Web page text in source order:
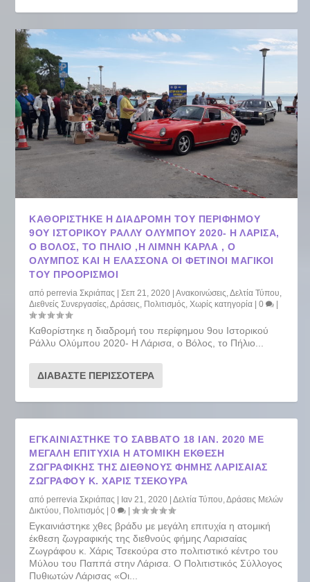
ΚΑΘΟΡΊΣΤΗΚΕ Η ΔΙΑΔΡΟΜΉ ΤΟΥ ΠΕΡΊΦΗΜΟΥ
9ΟΥ ΙΣΤΟΡΙΚΟΎ ΡΆΛΛΥ ΟΛΎΜΠΟΥ 2020- Η ΛΆΡΙΣΑ,
Ο ΒΌΛΟΣ, ΤΟ ΠΉΛΙΟ ,Η ΛΊΜΝΗ ΚΆΡΛΑ , Ο
ΌΛΥΜΠΟΣ ΚΑΙ Η ΕΛΑΣΣΌΝΑ ΟΙ ΦΕΤΙΝΟΊ ΜΑΓΙΚΟΊ
ΤΟΥ ΠΡΟΟΡΙΣΜΟΊ
απόperrevia Σκριάπας |Σεπ 21, 2020 |Ανακοινώσεις ,Δελτία Τύπου
Διεθνείς Συνεργασίες ,Δράσεις Πολιτισμός Χωρίς κατηγορία |0 |
Καθορίστηκε η διαδρομή του περίφημου 9ου Ιστορικού
Ράλλυ Ολύμπου 2020- Η Λάρισα, ο Βόλος, το Πήλιο...
ΔΙΑΒΆΣΤΕ ΠΕΡΙΣΣΌΤΕΡΑ
ΕΓΚΑΙΝΙΆΣΤΗΚΕ ΤΟ ΣΆΒΒΑΤΟ 18 ΙΑΝ. 2020 ΜΕ
ΜΕΓΆΛΗ ΕΠΙΤΥΧΊΑ Η ΑΤΟΜΙΚΉ ΈΚΘΕΣΗ
ΖΩΓΡΑΦΙΚΉΣ ΤΗΣ ΔΙΕΘΝΟΎΣ ΦΉΜΗΣ ΛΑΡΙΣΑΊΑΣ
ΖΩΓΡΆΦΟΥ Κ. ΧΆΡΙΣ ΤΣΕΚΟΎΡΑ
απόperrevia Σκριάπας | Ιαν 21, 2020 |Δελτία Τύπου ,Δράσεις Μελών
Δικτύου Πολιτισμός |0 |
Εγκαινιάστηκε χθες βράδυ με μεγάλη επιτυχία η ατομική
έκθεση ζωγραφικής της διεθνούς φήμης Λαρισαίας
Ζωγράφου κ. Χάρις Τσεκούρα στο πολιτιστικό κέντρο του
Μύλου του Παππά στην Λάρισα. Ο Πολιτιστικός Σύλλογος
Πυθιωτών Λάρισας «Οι...